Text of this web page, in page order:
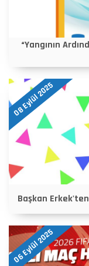
“Yangının
08 Eylül 2025
Başkan
06 Eylül 2025